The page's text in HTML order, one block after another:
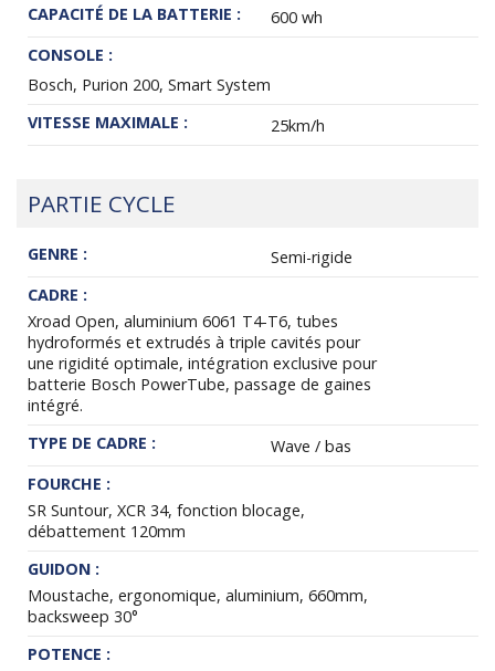
CAPACITÉ DE LA BATTERIE :
600 wh
CONSOLE :
Bosch, Purion 200, Smart System
VITESSE MAXIMALE :
25km/h
PARTIE CYCLE
GENRE :
Semi-rigide
CADRE :
Xroad Open, aluminium 6061 T4-T6, tubes
hydroformés et extrudés à triple cavités pour
une rigidité optimale, intégration exclusive pour
batterie Bosch PowerTube, passage de gaines
intégré.
TYPE DE CADRE :
Wave / bas
FOURCHE :
SR Suntour, XCR 34, fonction blocage,
débattement 120mm
GUIDON :
Moustache, ergonomique, aluminium, 660mm,
backsweep 30°
POTENCE :